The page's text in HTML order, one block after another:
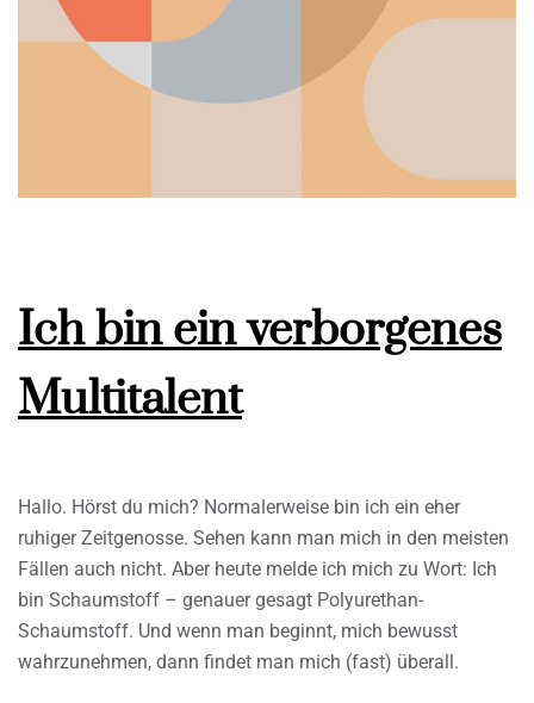
Ich bin ein verborgenes
Multitalent
Hallo. Hörst du mich? Normalerweise bin ich ein eher
ruhiger Zeitgenosse. Sehen kann man mich in den meisten
Fällen auch nicht. Aber heute melde ich mich zu Wort: Ich
bin Schaumstoff – genauer gesagt Polyurethan-
Schaumstoff. Und wenn man beginnt, mich bewusst
wahrzunehmen, dann findet man mich (fast) überall.